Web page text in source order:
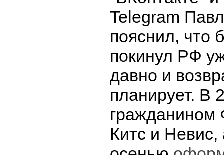
Telegram
пояснил, что
покинул РФ
давно и
планирует. В
гражданином
Китс и